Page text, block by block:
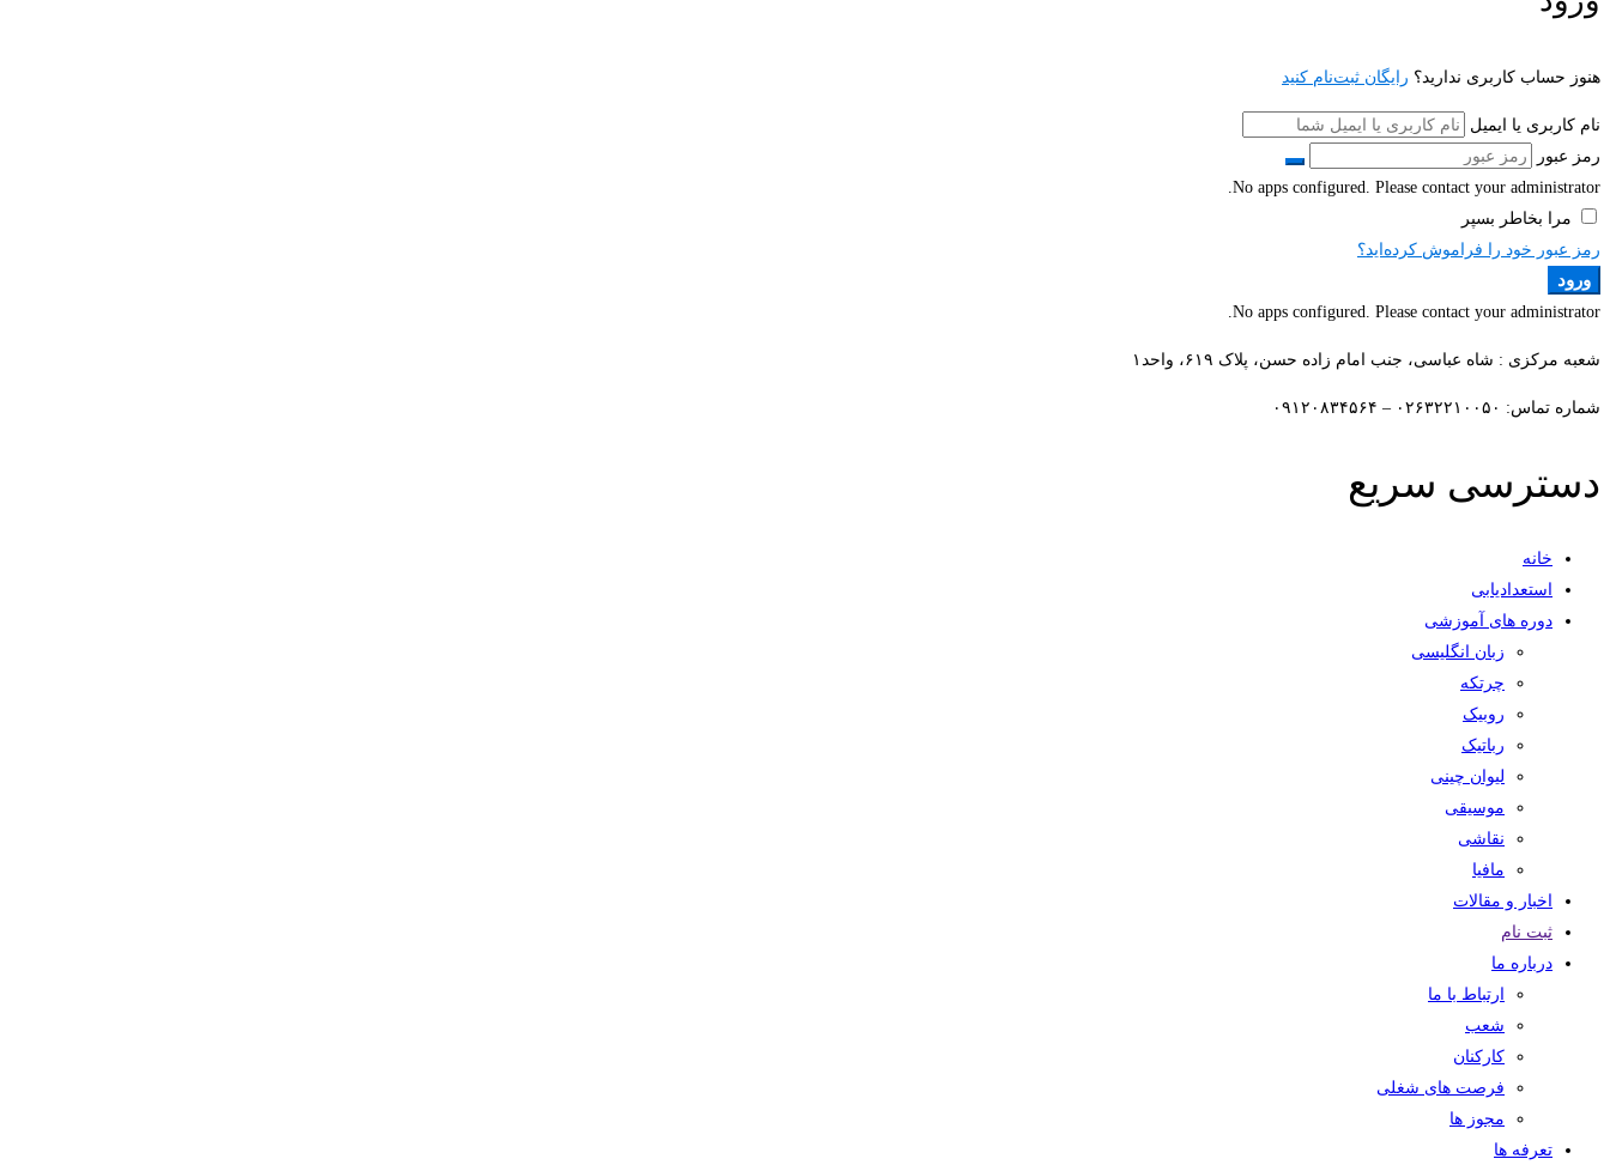
هنوز حساب کاربری ندارید؟ رایگان ثبت‌نام کنید
نام کاربری یا ایمیل
رمز عبور
No apps configured. Please contact your administrator.
مرا بخاطر بسپر
رمز عبور خود را فراموش کرده‌اید؟
ورود
No apps configured. Please contact your administrator.
شعبه مرکزی : شاه عباسی، جنب امام زاده حسن، پلاک ۶۱۹، واحد۱​
شماره تماس: ۰۲۶۳۲۲۱۰۰۵۰ – ۰۹۱۲۰۸۳۴۵۶۴
دسترسی سریع
خانه
استعدادیابی
دوره های آموزشی
زبان انگلیسی
چرتکه
روبیک
رباتیک
لیوان چینی
موسیقی
نقاشی
مافیا
اخبار و مقالات
ثبت نام
درباره ما
ارتباط با ما
شعب
کارکنان
فرصت های شغلی
مجوز ها
تعرفه ها